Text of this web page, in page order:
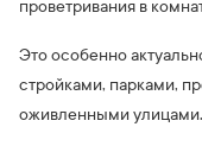
проветривания в
Это особенно
стройками, парками,
оживленными улицами.